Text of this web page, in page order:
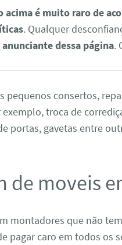
acima é muito raro de
. Qualquer
dessa página.
pequenos consertos,
troca de
portas, gavetas entre
de moveis
montadores que não
pagar caro em todos os